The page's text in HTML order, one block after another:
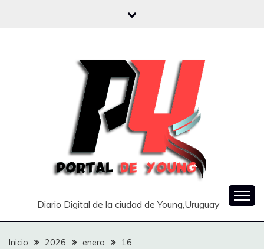
Diario Digital de la ciudad de Young,Uruguay
Inicio 2026 enero
16